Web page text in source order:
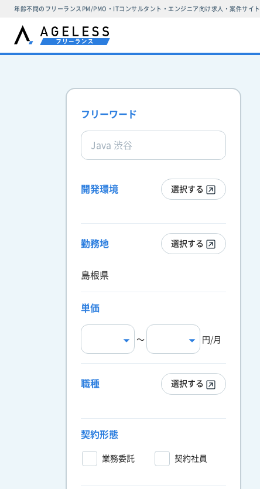
年齢不問のフリーランスPM/PMO・ITコンサルタント・エンジニア向け求人・案件サイト
フリーワード
開発環境 選択する
勤務地 選択する
島根県
単価
〜 円/月
職種 選択する
契約形態
業務委託 契約社員